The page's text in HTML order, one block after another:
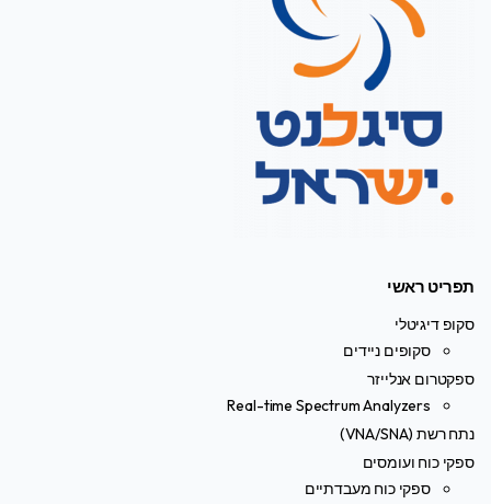
תפריט ראשי
סקופ דיגיטלי
סקופים ניידים
ספקטרום אנלייזר
Real-time Spectrum Analyzers
נתח רשת (VNA/SNA)
ספקי כוח ועומסים
ספקי כוח מעבדתיים